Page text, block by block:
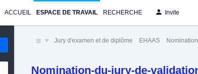
ACCUEIL ESPACE DE TRAVAIL RECHERCHE Invite
Jury d'examen et de diplôme EHAAS
Nomination-du-jury-de-